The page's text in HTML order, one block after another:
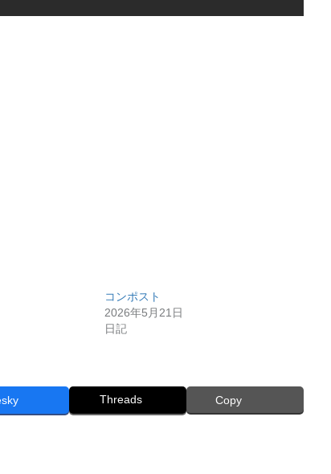
コンポスト
2026年5月21日
日記
Threads Copy